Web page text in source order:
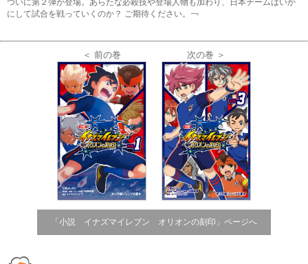
ついに第２弾が登場。あらたな必殺技や登場人物も加わり、日本チームはいか
にして試合を戦っていくのか？ ご期待ください。￢
＜ 前の巻 次の巻 ＞
「小説 イナズマイレブン オリオンの刻印」ページへ